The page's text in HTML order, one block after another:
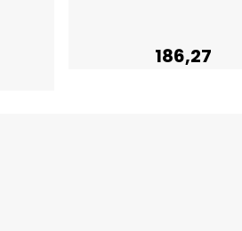
186,27